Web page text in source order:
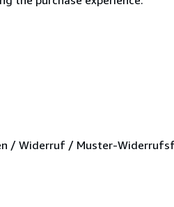
/ Widerruf / Muster-